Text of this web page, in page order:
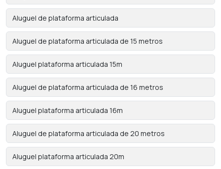
Aluguel de plataforma articulada
Aluguel de plataforma articulada de 15 metros
Aluguel plataforma articulada 15m
Aluguel de plataforma articulada de 16 metros
Aluguel plataforma articulada 16m
Aluguel de plataforma articulada de 20 metros
Aluguel plataforma articulada 20m